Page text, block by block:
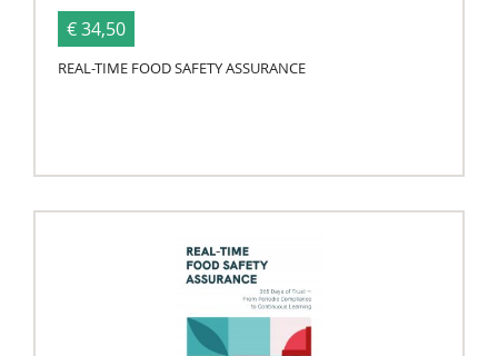
€ 34,50
REAL-TIME FOOD SAFETY ASSURANCE